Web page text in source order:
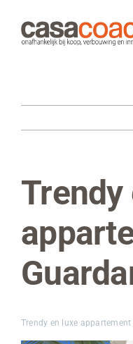
naar
inhoud
Wonen in Spanje
Webinar
Over CasaCoach
Bekijk
grotere
Trendy
Trendy en luxe